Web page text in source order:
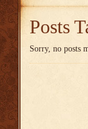
Posts
Sorry, no posts